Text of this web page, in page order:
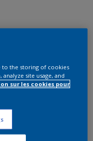
to the storing of cookies
site usage, and
sur les cookies pour